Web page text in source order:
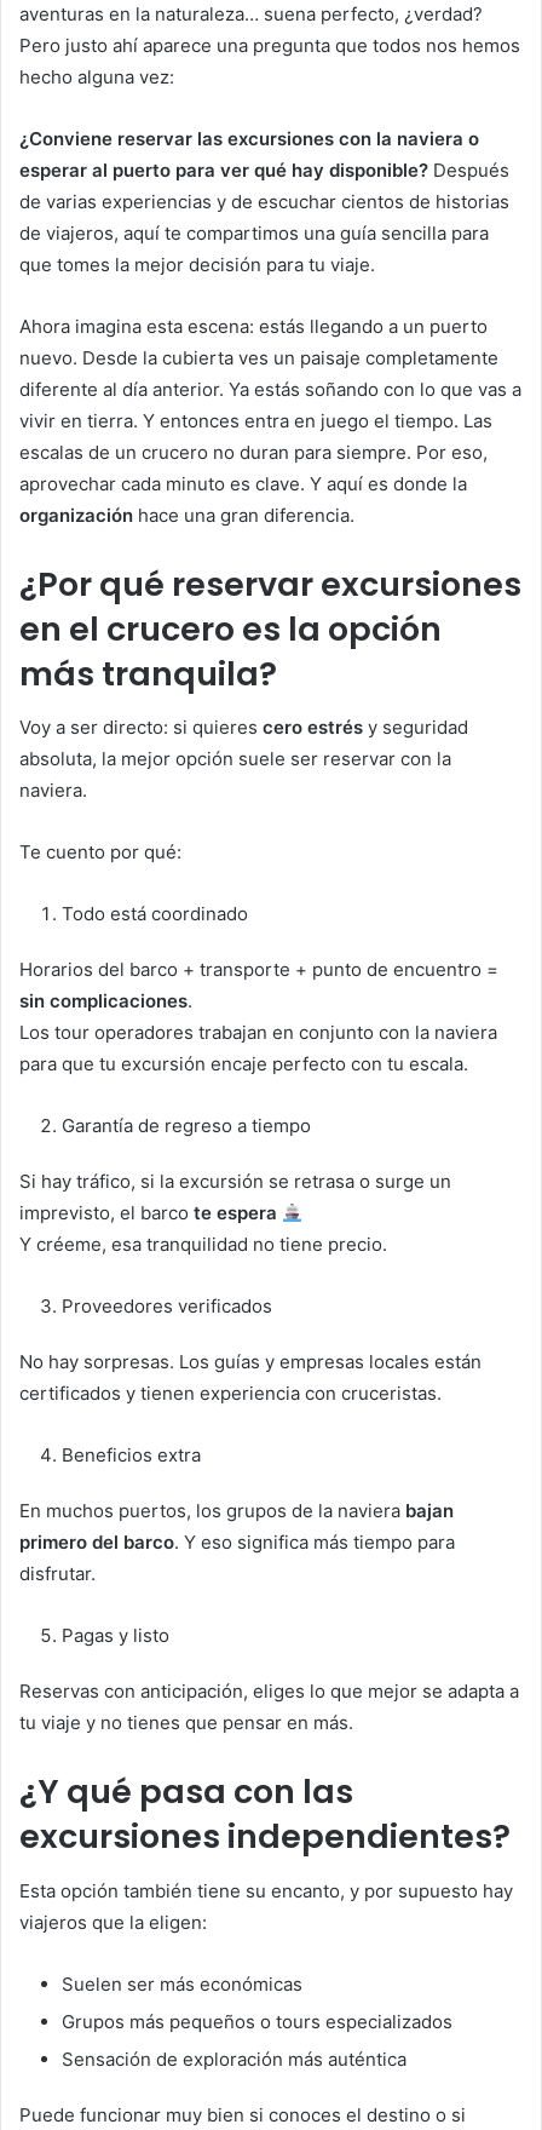
aventuras en la naturaleza… suena perfecto, ¿verdad?
Pero justo ahí aparece una pregunta que todos nos hemos
hecho alguna vez:
¿Conviene reservar las excursiones con la naviera o
esperar al puerto para ver qué hay disponible? Después
de varias experiencias y de escuchar cientos de historias
de viajeros, aquí te compartimos una guía sencilla para
que tomes la mejor decisión para tu viaje.
Ahora imagina esta escena: estás llegando a un puerto
nuevo. Desde la cubierta ves un paisaje completamente
diferente al día anterior. Ya estás soñando con lo que vas a
vivir en tierra. Y entonces entra en juego el tiempo. Las
escalas de un crucero no duran para siempre. Por eso,
aprovechar cada minuto es clave. Y aquí es donde la
organización hace una gran diferencia.
¿Por qué reservar excursiones
en el crucero es la opción
más tranquila?
Voy a ser directo: si quieres cero estrés y seguridad
absoluta, la mejor opción suele ser reservar con la
naviera.
Te cuento por qué:
Todo está coordinado
Horarios del barco + transporte + punto de encuentro =
sin complicaciones.
Los tour operadores trabajan en conjunto con la naviera
para que tu excursión encaje perfecto con tu escala.
Garantía de regreso a tiempo
Si hay tráfico, si la excursión se retrasa o surge un
imprevisto, el barco te espera
Y créeme, esa tranquilidad no tiene precio.
Proveedores verificados
No hay sorpresas. Los guías y empresas locales están
certificados y tienen experiencia con cruceristas.
Beneficios extra
En muchos puertos, los grupos de la naviera bajan
primero del barco. Y eso significa más tiempo para
disfrutar.
Pagas y listo
Reservas con anticipación, eliges lo que mejor se adapta a
tu viaje y no tienes que pensar en más.
¿Y qué pasa con las
excursiones independientes?
Esta opción también tiene su encanto, y por supuesto hay
viajeros que la eligen:
Suelen ser más económicas
Grupos más pequeños o tours especializados
Sensación de exploración más auténtica
Puede funcionar muy bien si conoces el destino o si